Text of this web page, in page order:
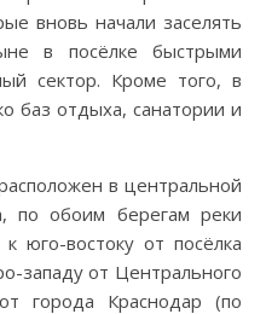
вновь начали заселять
в посёлке быстрыми
сектор. Кроме того, в
баз отдыха, санатории и
в центральной
по обоим берегам реки
юго-востоку от посёлка
западу от Центрального
города Краснодар (по